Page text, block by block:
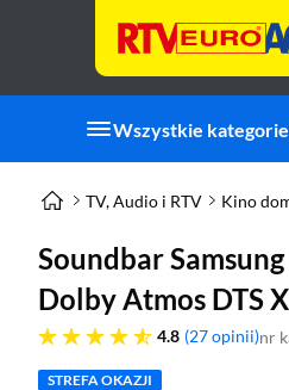
Wszystkie kategorie
TV, Audio i RTV Kino
Soundbar
Dolby Atmos DTS X
4.8
4.8 gwiazdek 27 opinii nr
STREFA OKAZJI